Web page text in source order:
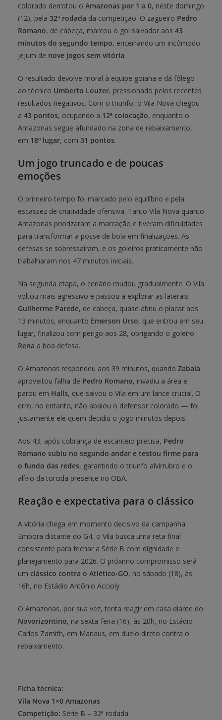
colorado derrotou o Amazonas por 1 a 0, neste domingo
(12), pela 32ª rodada da competição. O zagueiro Pedro
Romano, de cabeça, marcou o gol salvador aos 43
minutos do segundo tempo, encerrando um incômodo
jejum de nove jogos sem vitória.
O resultado devolve moral à equipe goiana e dá fôlego
ao técnico Umberto Louzer, pressionado pelos recentes
resultados negativos. Com o triunfo, o Vila Nova chegou
a 43 pontos, ocupando a 12ª colocação, enquanto o
Amazonas segue afundado na zona de rebaixamento,
em 18º lugar, com 31 pontos.
Um jogo truncado e de poucas
emoções
O primeiro tempo foi marcado pelo equilíbrio e pela
escassez de criatividade ofensiva. Tanto Vila Nova quanto
Amazonas priorizaram a marcação e tiveram dificuldades
para transformar a posse de bola em finalizações. As
defesas se sobressaíram, e os goleiros praticamente não
trabalharam nos 47 minutos iniciais.
Na segunda etapa, o cenário mudou gradualmente. O Vila
voltou mais agressivo e passou a explorar as laterais.
Guilherme Parede, de cabeça, quase abriu o placar aos
13 minutos, enquanto Emerson Urso, que entrou em seu
lugar, finalizou com perigo aos 28, obrigando o goleiro
Rena a boa defesa.
O Amazonas respondeu aos 39 minutos, quando Zabala
aproveitou falha de Pedro Romano, invadiu a área e
parou em Halls, que salvou o Vila em um lance crucial. O
erro, no entanto, não abalou o defensor colorado — foi
justamente ele quem decidiu o jogo minutos depois.
Aos 43, após cobrança de escanteio precisa, Pedro
Romano subiu no segundo andar e testou firme para
o fundo das redes, garantindo o triunfo alvirrubro e o
alívio da torcida presente no OBA.
Reação e expectativa para o clássico
A vitória chega em momento decisivo da campanha.
Embora distante do G4, o Vila busca uma reta final
consistente para fechar a Série B com dignidade e
planejamento para 2026. O próximo compromisso será
um clássico contra o Atlético-GO, no sábado (18), às
16h, no Estádio Antônio Accioly.
O Amazonas, por sua vez, tenta reagir em casa diante do
Novorizontino, na sexta-feira (16), às 20h, no Estádio
Carlos Zamith, em Manaus, em duelo direto contra o
rebaixamento.
Ficha técnica:
Vila Nova 1×0 Amazonas
Competição: Série B – 32ª rodada